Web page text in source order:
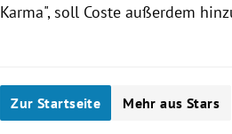
Karma", soll Coste außerdem
Zur Startseite Mehr aus Stars